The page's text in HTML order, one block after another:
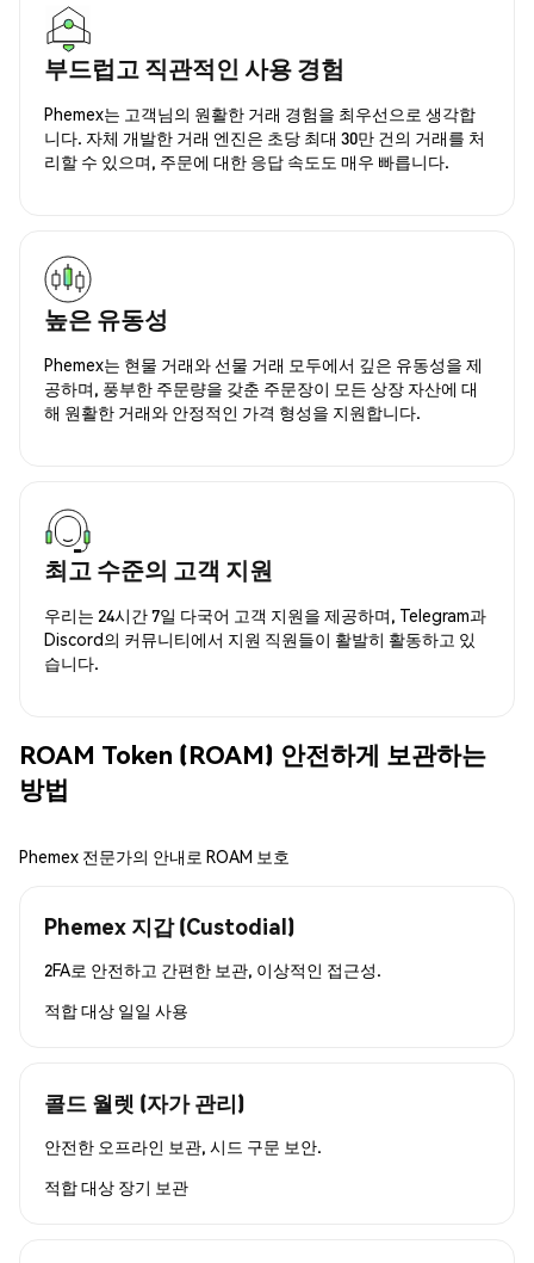
부드럽고 직관적인 사용 경험
Phemex는 고객님의 원활한 거래 경험을 최우선으로 생각합
니다. 자체 개발한 거래 엔진은 초당 최대 30만 건의 거래를 처
리할 수 있으며, 주문에 대한 응답 속도도 매우 빠릅니다.
높은 유동성
Phemex는 현물 거래와 선물 거래 모두에서 깊은 유동성을 제
공하며, 풍부한 주문량을 갖춘 주문장이 모든 상장 자산에 대
해 원활한 거래와 안정적인 가격 형성을 지원합니다.
최고 수준의 고객 지원
우리는 24시간 7일 다국어 고객 지원을 제공하며, Telegram과
Discord의 커뮤니티에서 지원 직원들이 활발히 활동하고 있
습니다.
ROAM Token (ROAM) 안전하게 보관하는
방법
Phemex 전문가의 안내로 ROAM 보호
Phemex 지갑 (Custodial)
2FA로 안전하고 간편한 보관, 이상적인 접근성.
적합 대상 일일 사용
콜드 월렛 (자가 관리)
안전한 오프라인 보관, 시드 구문 보안.
적합 대상 장기 보관